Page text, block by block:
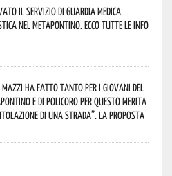
il servizio di Guardia Medica
nel Metapontino. Ecco tutte le info
Mazzi ha fatto tanto per i giovani del
e di Policoro per questo merita
di una strada”. La proposta